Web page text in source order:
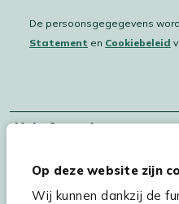
Op deze website zijn
Wij kunnen dankzij de
De persoonsgegegevens
Statement en Cookiebeleid
Hulp & service
Kees Smit Tuinmeubelen